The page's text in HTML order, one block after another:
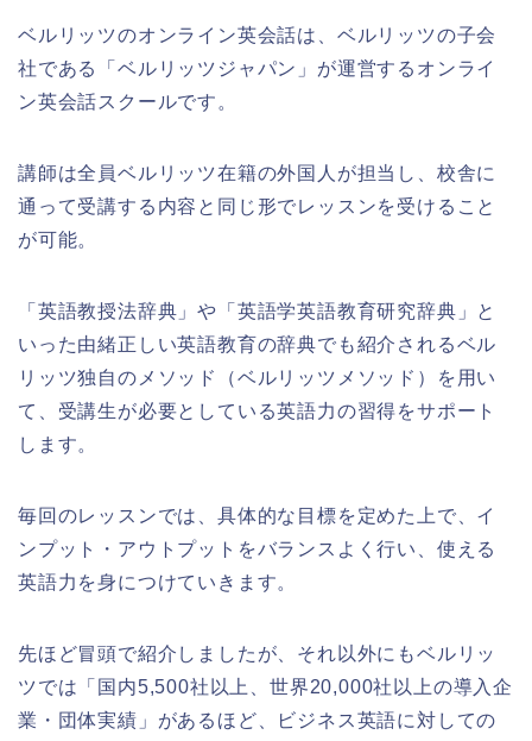
ベルリッツのオンライン英会話は、ベルリッツの子会
社である「ベルリッツジャパン」が運営するオンライ
ン英会話スクールです。
講師は全員ベルリッツ在籍の外国人が担当し、校舎に
通って受講する内容と同じ形でレッスンを受けること
が可能。
「英語教授法辞典」や「英語学英語教育研究辞典」と
いった由緒正しい英語教育の辞典でも紹介されるベル
リッツ独自のメソッド（ベルリッツメソッド）を用い
て、受講生が必要としている英語力の習得をサポート
します。
毎回のレッスンでは、具体的な目標を定めた上で、イ
ンプット・アウトプットをバランスよく行い、使える
英語力を身につけていきます。
先ほど冒頭で紹介しましたが、それ以外にもベルリッ
ツでは「国内5,500社以上、世界20,000社以上の導入企
業・団体実績」があるほど、ビジネス英語に対しての